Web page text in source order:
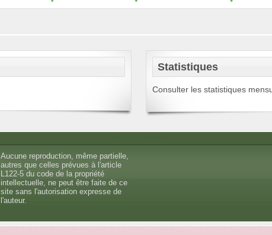
Statistiques
Consulter les statistiques
Aucune reproduction, même partielle,
autres que celles prévues à l'article
L122-5 du code de la propriété
intellectuelle, ne peut être faite de ce
site sans l'autorisation expresse de
l'auteur.